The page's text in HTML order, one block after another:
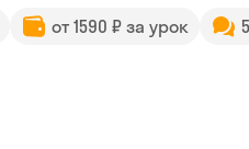
от 1590 ₽ за урок